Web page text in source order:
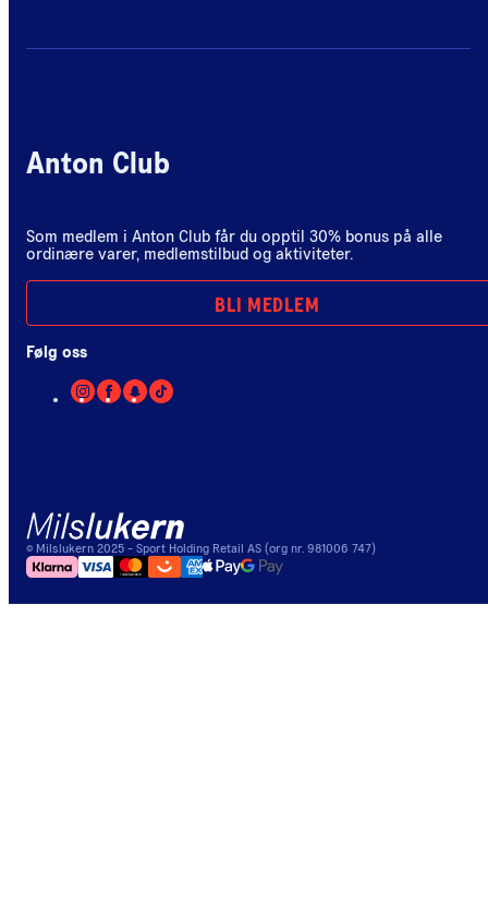
Anton Club
Som medlem i Anton Club får du opptil 30% bonus på alle
ordinære varer, medlemstilbud og aktiviteter.
BLI MEDLEM
Følg oss
© Milslukern 2025 - Sport Holding Retail AS (org nr. 981006 747)